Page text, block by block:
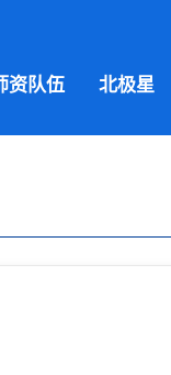
资队伍 北极星